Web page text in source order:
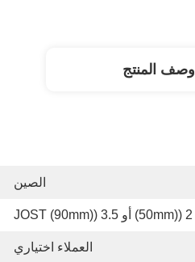
وصف المنتج
الصين
2 ((50mm) أو 3.5 ((90mm) JOST
العملاء اختياري